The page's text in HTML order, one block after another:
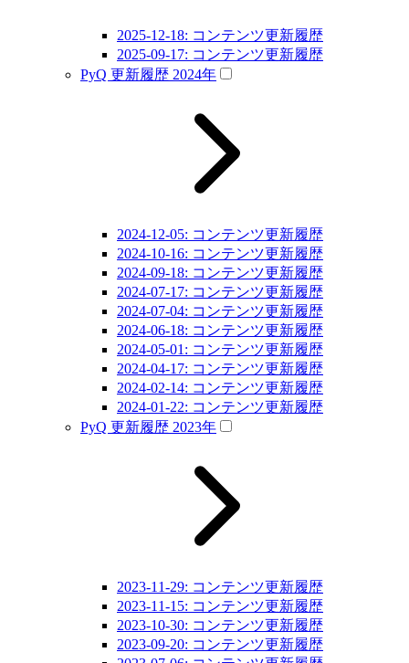
2025-12-18: コンテンツ更新履歴
2025-09-17: コンテンツ更新履歴
PyQ 更新履歴 2024年
2024-12-05: コンテンツ更新履歴
2024-10-16: コンテンツ更新履歴
2024-09-18: コンテンツ更新履歴
2024-07-17: コンテンツ更新履歴
2024-07-04: コンテンツ更新履歴
2024-06-18: コンテンツ更新履歴
2024-05-01: コンテンツ更新履歴
2024-04-17: コンテンツ更新履歴
2024-02-14: コンテンツ更新履歴
2024-01-22: コンテンツ更新履歴
PyQ 更新履歴 2023年
2023-11-29: コンテンツ更新履歴
2023-11-15: コンテンツ更新履歴
2023-10-30: コンテンツ更新履歴
2023-09-20: コンテンツ更新履歴